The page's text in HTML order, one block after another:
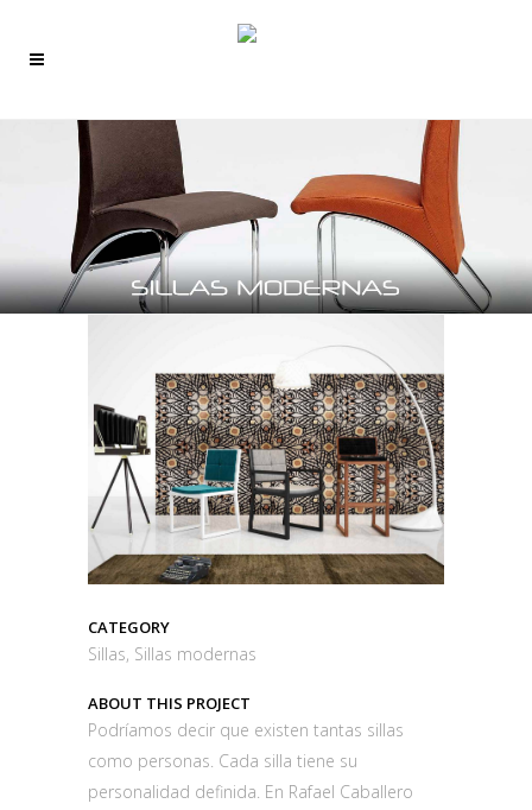
CATEGORY
Sillas, Sillas modernas
ABOUT THIS PROJECT
Podríamos decir que existen tantas sillas
como personas. Cada silla tiene su
personalidad definida. En Rafael Caballero